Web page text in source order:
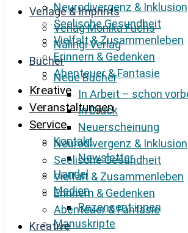
Neurodivergenz & Inklusion
Seelische Gesundheit
Vielfalt & Zusammenleben
Erinnern & Gedenken
Abenteuer & Fantasie
Kreative
Veranstaltungen
Service
Kontakt
Newsletter
Handel
Medien
Rezensent:innen
Manuskripte
Verlage & Imprints
Verlag Monika Fuchs
Nalingi Verlag
Bücher
Neue Bücher
In Arbeit – schon
In Druck
Neuerscheinung
Neurodivergenz & Inklusion
Seelische Gesundheit
Vielfalt & Zusammenleben
Erinnern & Gedenken
Abenteuer & Fantasie
Kreative